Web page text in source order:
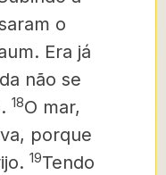
o
Era já
não se
18O mar,
porque
19Tendo